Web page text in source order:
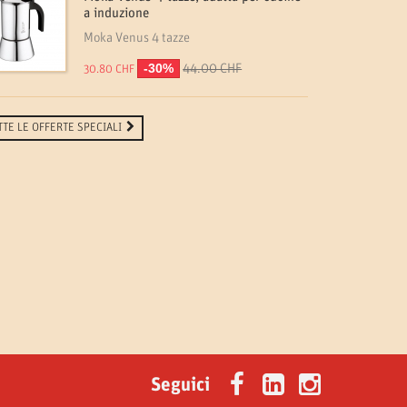
a induzione
Moka Venus 4 tazze
30.80 CHF -30% 44.00 CHF
LE OFFERTE SPECIALI
Seguici